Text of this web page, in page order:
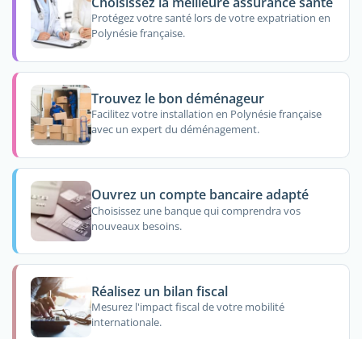
Protégez votre santé lors de votre expatriation en
Polynésie française.
Trouvez le bon déménageur
Facilitez votre installation en Polynésie française
avec un expert du déménagement.
Ouvrez un compte bancaire adapté
Choisissez une banque qui comprendra vos
nouveaux besoins.
Réalisez un bilan fiscal
Mesurez l'impact fiscal de votre mobilité
internationale.